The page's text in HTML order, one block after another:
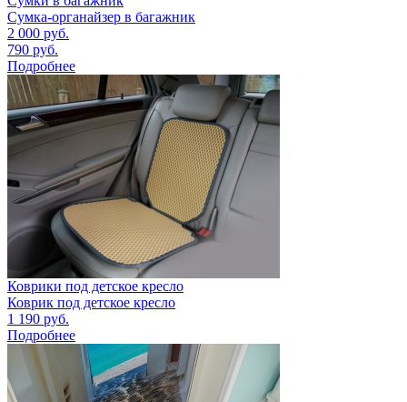
Сумка-органайзер в багажник
2 000 руб.
790 руб.
Подробнее
Коврики под детское кресло
Коврик под детское кресло
1 190 руб.
Подробнее